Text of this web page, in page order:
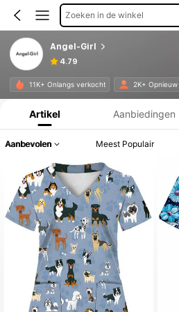
Zoeken in de winkel
Angel-Girl
4.79
11K+ Onlangs verkocht 2K+ Opnieuw
Productinformatie: Prijsopenbaring,
Artikel Aanbiedingen
Aanbevolen Meest Populair